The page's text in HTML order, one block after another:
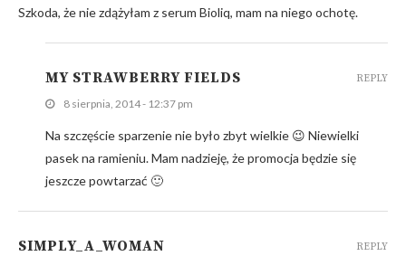
Szkoda, że nie zdążyłam z serum Bioliq, mam na niego ochotę.
MY STRAWBERRY FIELDS
8 sierpnia, 2014 - 12:37 pm
Na szczęście sparzenie nie było zbyt wielkie 😉 Niewielki
pasek na ramieniu. Mam nadzieję, że promocja będzie się
jeszcze powtarzać 🙂
REPLY
SIMPLY_A_WOMAN REPLY